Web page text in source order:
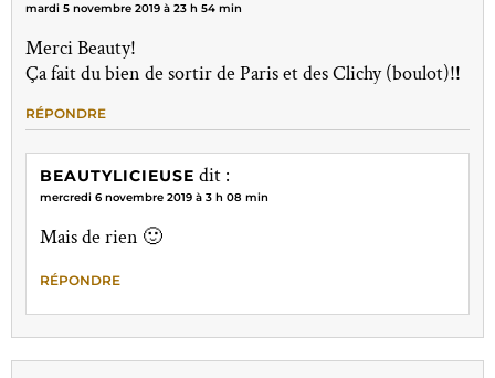
mardi 5 novembre 2019 à 23 h 54 min
Merci Beauty!
Ça fait du bien de sortir de Paris et des Clichy (boulot)!!
RÉPONDRE
BEAUTYLICIEUSE dit :
mercredi 6 novembre 2019 à 3 h 08 min
Mais de rien 🙂
RÉPONDRE